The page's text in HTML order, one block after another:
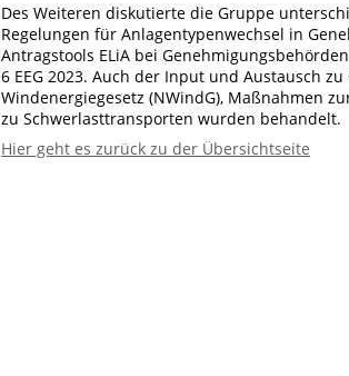
Des Weiteren diskutierte die Gruppe
Regelungen für Anlagentypenwechsel in
Antragstools ELiA bei
6 EEG 2023. Auch der Input und Austausch
Windenergiegesetz (NWindG), Maßnahmen
zu Schwerlasttransporten wurden behandelt.
Hier geht es zurück zu der Übersichtseite